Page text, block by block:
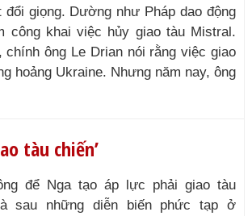
đổi giọng. Dường như Pháp dao động
công khai việc hủy giao tàu Mistral.
chính ông Le Drian nói rằng việc giao
hoảng Ukraine. Nhưng năm nay, ông
tàu chiến’
để Nga tạo áp lực phải giao tàu
sau những diễn biến phức tạp ở